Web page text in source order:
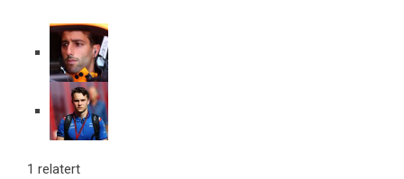
1 relatert